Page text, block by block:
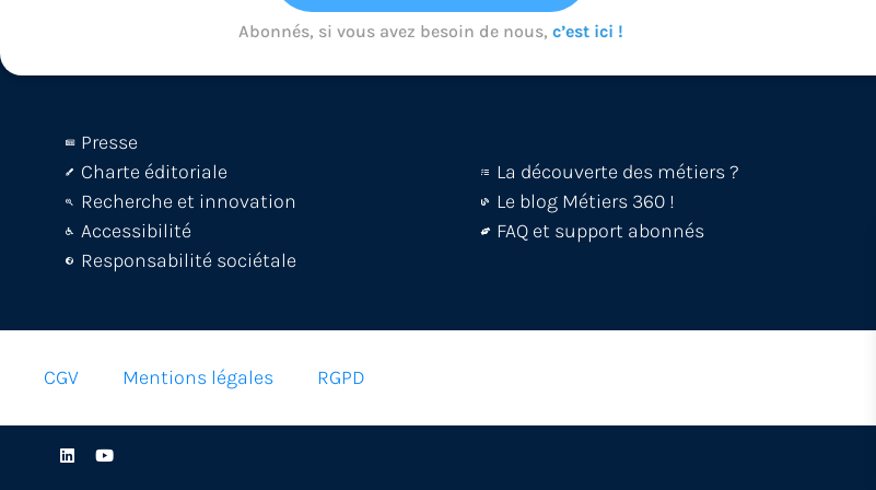
Abonnés, si vous avez besoin de nous, c’est ici !
Presse
Charte éditoriale
Recherche et innovation
Accessibilité
Responsabilité sociétale
La découverte des métiers ?
Le blog Métiers 360 !
FAQ et support abonnés
CGV Mentions légales RGPD